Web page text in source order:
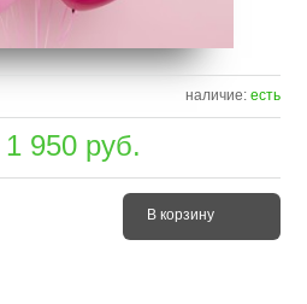
наличие: есть
1 950 руб.
В корзину